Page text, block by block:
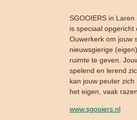
SGOOIERS in
is speciaal opgericht
Ouwerkerk om jouw
nieuwsgierige
ruimte te geven.
spelend en lerend
kan jouw peuter
het eigen, vaak
www.sgooiers.nl